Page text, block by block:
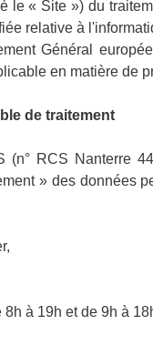
le « Site ») du
relative à
Général
en matière de
de traitement
(n° RCS Nanterre
» des données
à 19h et de 9h à